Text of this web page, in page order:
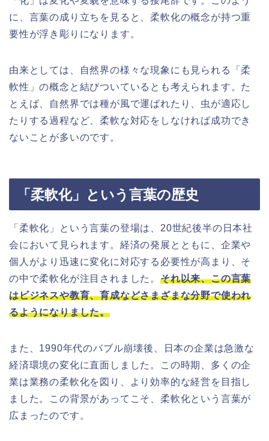
に、言葉の成り立ちを見ると、柔軟化の概念が持つ重
要性が浮き彫りになります。
由来としては、自然界の様々な現象にも見られる「柔
軟性」の概念と結びついているとも考えられます。た
とえば、自然界では種が風で運ばれたり、虫が適応し
たりする過程など、柔軟な対応をしなければ成功でき
ないことが多いのです。
「柔軟化」という言葉の歴史
「柔軟化」という言葉の登場は、20世紀後半の日本社
会において見られます。経済の発展とともに、企業や
個人がより迅速に変化に対応する必要性が高まり、そ
の中で柔軟化が注目されました。それ以来、この言葉
はビジネスや教育、育成などさまざまな分野で使われ
るようになりました。
また、1990年代のバブル崩壊後、日本の企業は急激な
経済環境の変化に直面しました。この時期、多くの企
業は業務の柔軟化を図り、より効率的な経営を目指し
ました。この背景があってこそ、柔軟化という言葉が
広まったのです。